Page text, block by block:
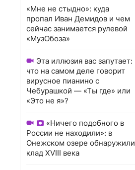
«Мне не стыдно»: куда
пропал Иван Демидов и чем
сейчас занимается рулевой
«МузОбоза»
Эта иллюзия вас запутает:
что на самом деле говорит
вирусное пианино с
Чебурашкой — «Ты где» или
«Это не я»?
«Ничего подобного в
России не находили»: в
Онежском озере обнаружили
клад XVIII века